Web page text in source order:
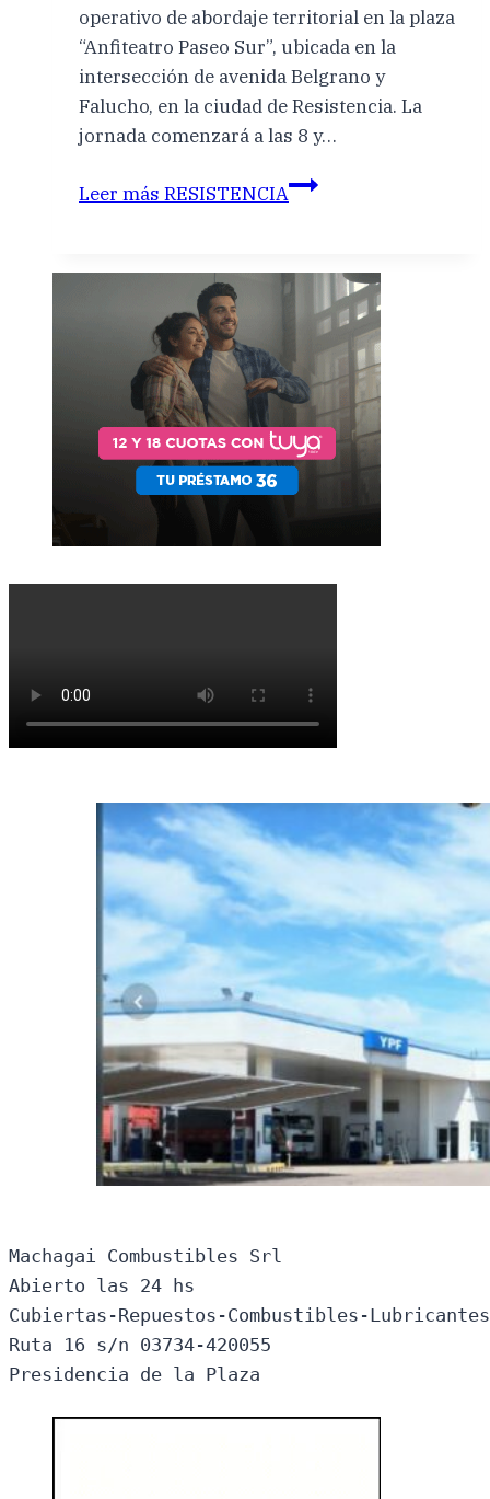
operativo de abordaje territorial en la plaza
“Anfiteatro Paseo Sur”, ubicada en la
intersección de avenida Belgrano y
Falucho, en la ciudad de Resistencia. La
jornada comenzará a las 8 y…
Leer más RESISTENCIA
Machagai Combustibles Srl
Abierto las 24 hs
Cubiertas-Repuestos-Combustibles-
Ruta 16 s/n 03734-420055
Presidencia de la Plaza